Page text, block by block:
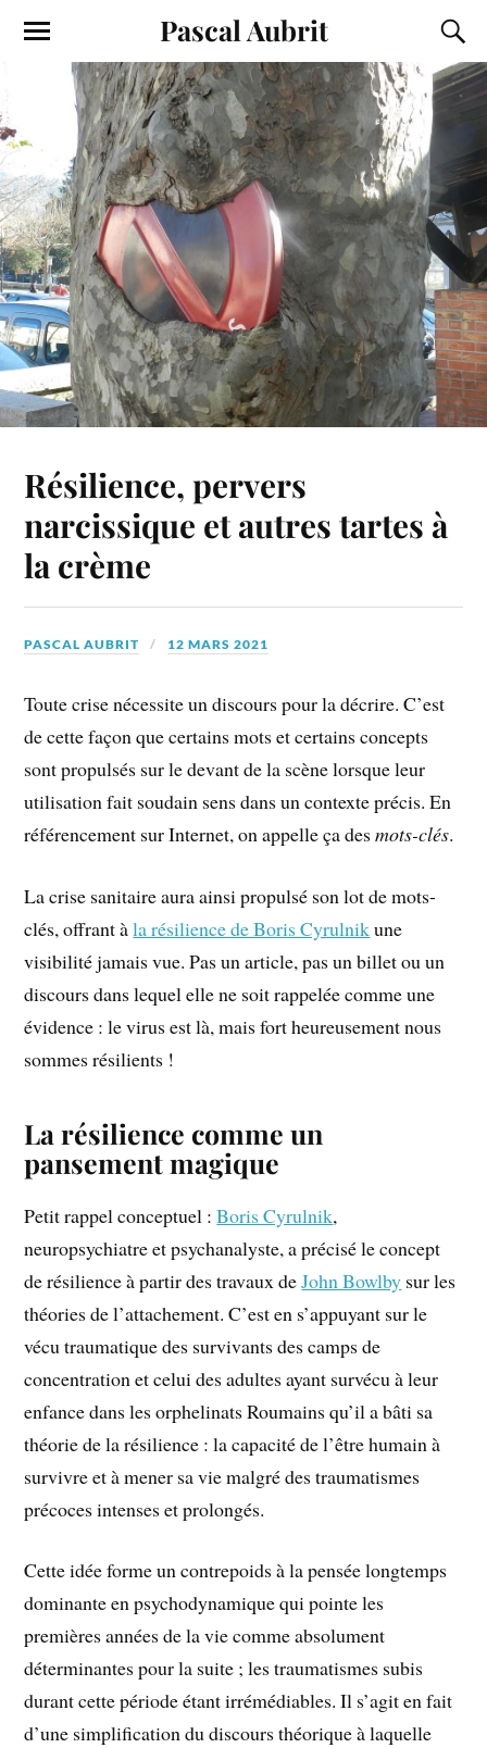
Pascal Aubrit
Résilience, pervers
narcissique et autres tartes à
la crème
PASCAL AUBRIT 12 MARS 2021
Toute crise nécessite un discours pour la décrire. C’est
de cette façon que certains mots et certains concepts
sont propulsés sur le devant de la scène lorsque leur
utilisation fait soudain sens dans un contexte précis. En
référencement sur Internet, on appelle ça desmots-clés.
La crise sanitaire aura ainsi propulsé son lot de mots-
clés, offrant àla résilience de Boris Cyrulnikune
visibilité jamais vue. Pas un article, pas un billet ou un
discours dans lequel elle ne soit rappelée comme une
évidence : le virus est là, mais fort heureusement nous
sommes résilients !
La résilience comme un
pansement magique
Petit rappel conceptuel :Boris Cyrulnik,
neuropsychiatre et psychanalyste, a précisé le concept
de résilience à partir des travaux deJohn Bowlby sur les
théories de l’attachement. C’est en s’appuyant sur le
vécu traumatique des survivants des camps de
concentration et celui des adultes ayant survécu à leur
enfance dans les orphelinats Roumains qu’il a bâti sa
théorie de la résilience : la capacité de l’être humain à
survivre et à mener sa vie malgré des traumatismes
précoces intenses et prolongés.
Cette idée forme un contrepoids à la pensée longtemps
dominante en psychodynamique qui pointe les
premières années de la vie comme absolument
déterminantes pour la suite ; les traumatismes subis
durant cette période étant irrémédiables. Il s’agit en fait
d’une simplification du discours théorique à laquelle